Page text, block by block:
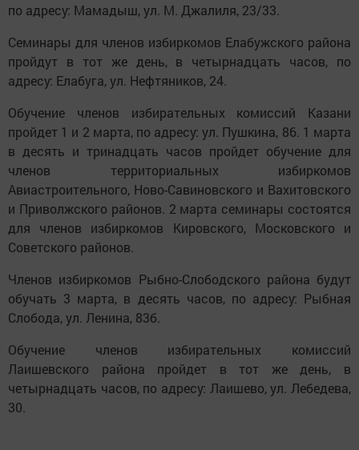
по адресу: Мамадыш, ул. М. Джалиля, 23/33.
Семинары для членов избиркомов Елабужского района
пройдут в тот же день, в четырнадцать часов, по
адресу: Елабуга, ул. Нефтяников, 24.
Обучение членов избирательных комиссий Казани
пройдет 1 и 2 марта, по адресу: ул. Пушкина, 86. 1 марта
в десять и тринадцать часов пройдет обучение для
членов территориальных избиркомов
Авиастроительного, Ново-Савиновского и Вахитовского
и Приволжского районов. 2 марта семинары состоятся
для членов избиркомов Кировского, Московского и
Советского районов.
Членов избиркомов Рыбно-Слободского района будут
обучать 3 марта, в десять часов, по адресу: Рыбная
Слобода, ул. Ленина, 83б.
Обучение членов избирательных комиссий
Лаишевского района пройдет в тот же день, в
четырнадцать часов, по адресу: Лаишево, ул. Лебедева,
30.